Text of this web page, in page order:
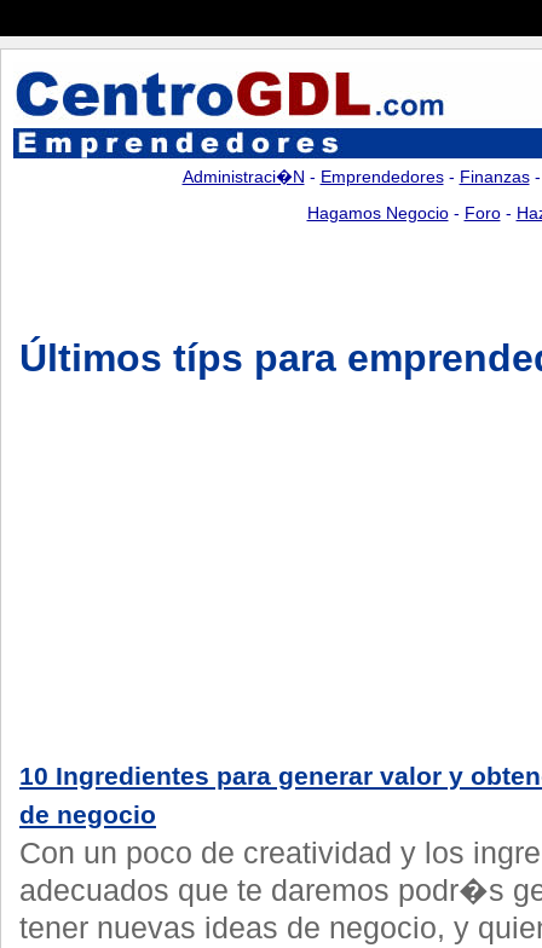
Administraci�n - Emprendedores- Finanzas
Hagamos Negocio- Foro-
Últimos típs para
10 Ingredientes para generar valor y
de negocio
Con un poco de creatividad y los
adecuados que te daremos podr�s
tener nuevas ideas de negocio, y